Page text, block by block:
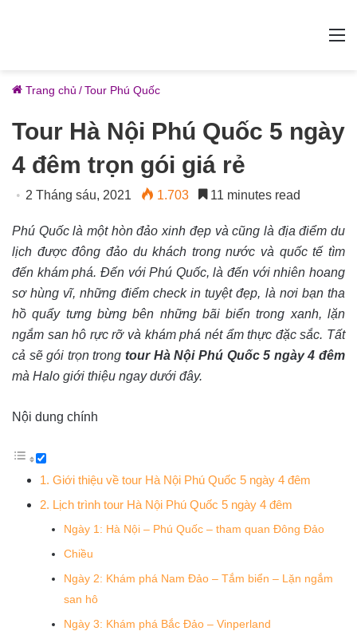
Trang chủ /Tour Phú Quốc
Tour Hà Nội Phú Quốc 5 ngày
4 đêm trọn gói giá rẻ
2 Tháng sáu, 2021 1.703 11 minutes read
Phú Quốc là một hòn đảo xinh đẹp và cũng là địa điểm du
lịch được đông đảo du khách trong nước và quốc tế tìm
đến khám phá. Đến với Phú Quốc, là đến với nhiên hoang
sơ hùng vĩ, những điểm check in tuyệt đẹp, là nơi bạn tha
hồ quẩy tưng bừng bên những bãi biển trong xanh, lặn
ngắm san hô rực rỡ và khám phá nét ẩm thực đặc sắc. Tất
cả sẽ gói trọn trongtour Hà Nội Phú Quốc 5 ngày 4 đêm
mà Halo giới thiệu ngay dưới đây.
Nội dung chính
1. Giới thiệu về tour Hà Nội Phú Quốc 5 ngày 4 đêm
2. Lịch trình tour Hà Nội Phú Quốc 5 ngày 4 đêm
Ngày 1: Hà Nội – Phú Quốc – tham quan Đông Đảo
Chiều
Ngày 2: Khám phá Nam Đảo – Tắm biển – Lặn ngắm
san hô
Ngày 3: Khám phá Bắc Đảo – Vinperland